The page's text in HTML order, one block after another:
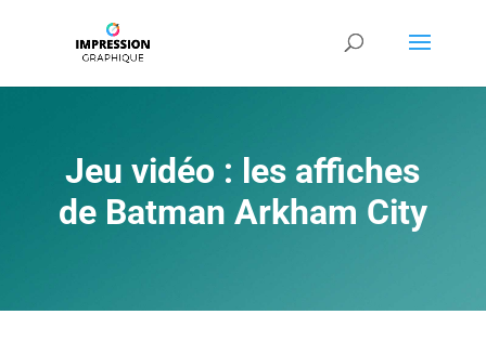
Jeu vidéo : les affiches
de Batman Arkham City